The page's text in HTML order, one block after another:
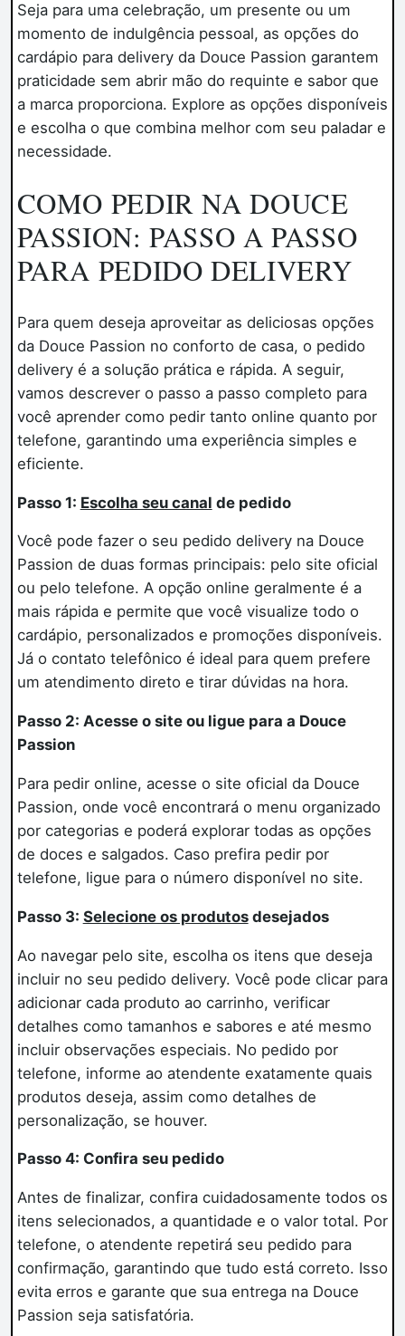
Seja para uma celebração, um presente ou um
momento de indulgência pessoal, as opções do
cardápio para delivery da Douce Passion garantem
praticidade sem abrir mão do requinte e sabor que
a marca proporciona. Explore as opções disponíveis
e escolha o que combina melhor com seu paladar e
necessidade.
COMO PEDIR NA DOUCE
PASSION: PASSO A PASSO
PARA PEDIDO DELIVERY
Para quem deseja aproveitar as deliciosas opções
da Douce Passion no conforto de casa, o pedido
delivery é a solução prática e rápida. A seguir,
vamos descrever o passo a passo completo para
você aprender como pedir tanto online quanto por
telefone, garantindo uma experiência simples e
eficiente.
Passo 1: Escolha seu canal de pedido
Você pode fazer o seu pedido delivery na Douce
Passion de duas formas principais: pelo site oficial
ou pelo telefone. A opção online geralmente é a
mais rápida e permite que você visualize todo o
cardápio, personalizados e promoções disponíveis.
Já o contato telefônico é ideal para quem prefere
um atendimento direto e tirar dúvidas na hora.
Passo 2: Acesse o site ou ligue para a Douce
Passion
Para pedir online, acesse o site oficial da Douce
Passion, onde você encontrará o menu organizado
por categorias e poderá explorar todas as opções
de doces e salgados. Caso prefira pedir por
telefone, ligue para o número disponível no site.
Passo 3: Selecione os produtosdesejados
Ao navegar pelo site, escolha os itens que deseja
incluir no seu pedido delivery. Você pode clicar para
adicionar cada produto ao carrinho, verificar
detalhes como tamanhos e sabores e até mesmo
incluir observações especiais. No pedido por
telefone, informe ao atendente exatamente quais
produtos deseja, assim como detalhes de
personalização, se houver.
Passo 4: Confira seu pedido
Antes de finalizar, confira cuidadosamente todos os
itens selecionados, a quantidade e o valor total. Por
telefone, o atendente repetirá seu pedido para
confirmação, garantindo que tudo está correto. Isso
evita erros e garante que sua entrega na Douce
Passion seja satisfatória.